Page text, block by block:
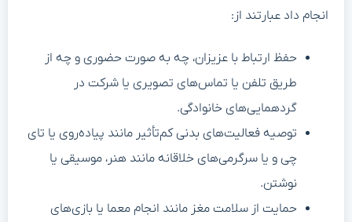
انجام داد عبارتند از:
حفظ ارتباط با عزیزان، چه به صورت حضوری و چه از
طریق تلفن یا تماس‌های تصویری یا شرکت در
گردهمایی‌های خانوادگی.
توصیه فعالیت‌های بدنی کم‌تأثیر مانند پیاده‌روی یا تای
چی و یا سرگرمی‌های خلاقانه مانند هنر، موسیقی یا
نوشتن.
حمایت از سلامت مغز مانند انجام معما یا بازی‌های